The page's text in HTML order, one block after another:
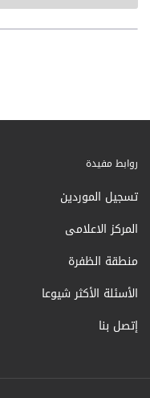
روابط مفيدة
تسجيل الموردين
المركز الاعلامى
منطقة الظفرة
الأسئلة الأكثر شيوعا
إتصل بنا